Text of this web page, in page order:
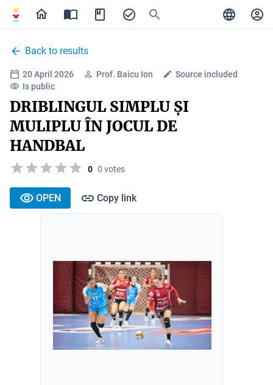
Back to results
20 April 2026 Prof. Baicu Ion
Source included
Is public
DRIBLINGUL SIMPLU ȘI
MULIPLU ÎN JOCUL DE
HANDBAL
0 0 votes
OPEN Copy link